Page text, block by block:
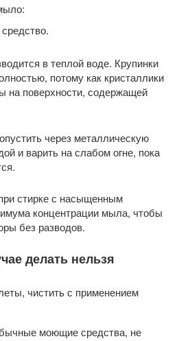
в теплой воде. Крупинки
потому как кристаллики
на поверхности, содержащей
через металлическую
и варить на слабом огне, пока
стирке с насыщенным
концентрации мыла, чтобы
без разводов.
делать нельзя
чистить с применением
моющие средства, не